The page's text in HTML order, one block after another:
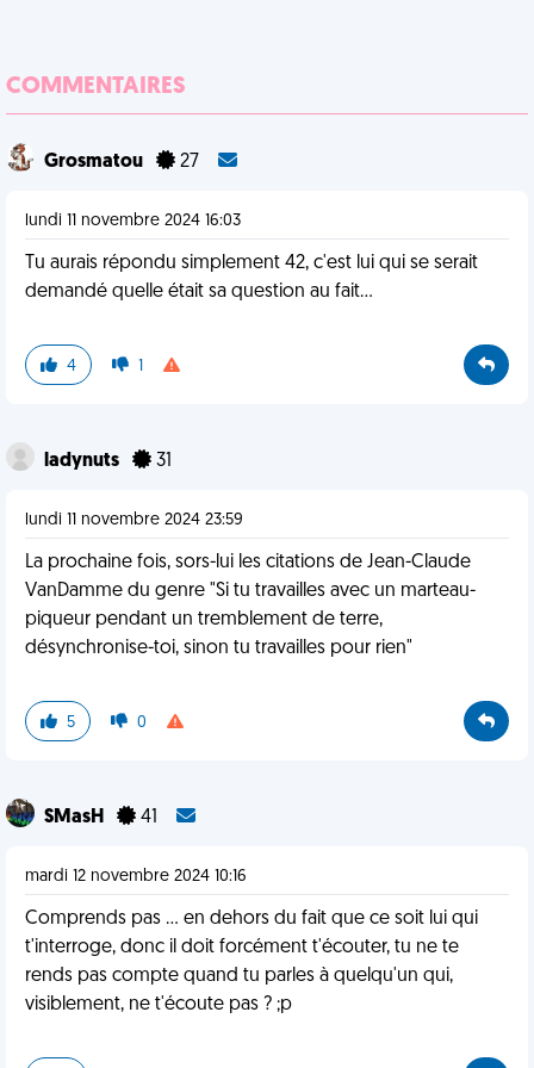
COMMENTAIRES
Grosmatou 27
lundi 11 novembre 2024 16:03
Tu aurais répondu simplement 42, c'est lui qui se serait
demandé quelle était sa question au fait...
4 1
ladynuts 31
lundi 11 novembre 2024 23:59
La prochaine fois, sors-lui les citations de Jean-Claude
VanDamme du genre "Si tu travailles avec un marteau-
piqueur pendant un tremblement de terre,
désynchronise-toi, sinon tu travailles pour rien"
5 0
SMasH 41
mardi 12 novembre 2024 10:16
Comprends pas ... en dehors du fait que ce soit lui qui
t'interroge, donc il doit forcément t'écouter, tu ne te
rends pas compte quand tu parles à quelqu'un qui,
visiblement, ne t'écoute pas ? ;p